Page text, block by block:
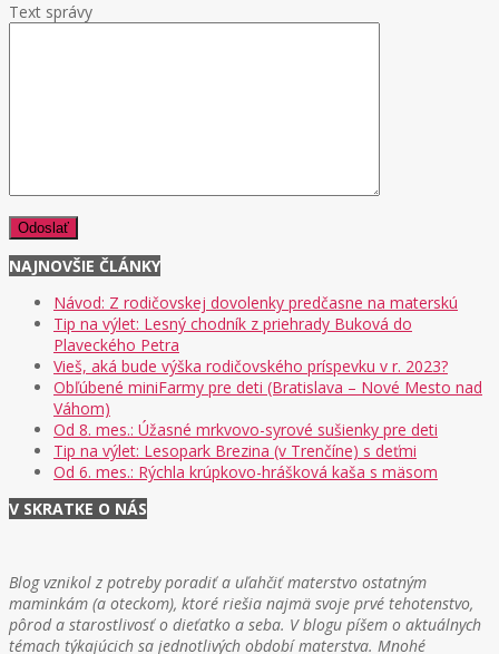
Text správy
NAJNOVŠIE ČLÁNKY
Návod: Z rodičovskej dovolenky predčasne na materskú
Tip na výlet: Lesný chodník z priehrady Buková do
Plaveckého Petra
Vieš, aká bude výška rodičovského príspevku v r. 2023?
Obľúbené miniFarmy pre deti (Bratislava – Nové Mesto nad
Váhom)
Od 8. mes.: Úžasné mrkvovo-syrové sušienky pre deti
Tip na výlet: Lesopark Brezina (v Trenčíne) s deťmi
Od 6. mes.: Rýchla krúpkovo-hrášková kaša s mäsom
V SKRATKE O NÁS
Blog vznikol z potreby poradiť a uľahčiť materstvo ostatným
maminkám (a oteckom), ktoré riešia najmä svoje prvé tehotenstvo,
pôrod a starostlivosť o dieťatko a seba. V blogu píšem o aktuálnych
témach týkajúcich sa jednotlivých období materstva. Mnohé